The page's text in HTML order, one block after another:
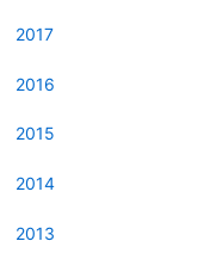
2017
2016
2015
2014
2013